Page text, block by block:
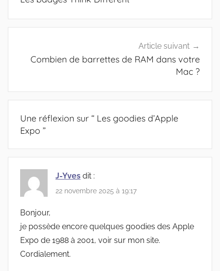
Article suivant
Combien de barrettes de RAM dans votre
Mac ?
Une réflexion sur “ Les goodies d’Apple
Expo ”
J-Yves dit :
22 novembre 2025 à 19:17
Bonjour,
je possède encore quelques goodies des Apple
Expo de 1988 à 2001, voir sur mon site.
Cordialement.